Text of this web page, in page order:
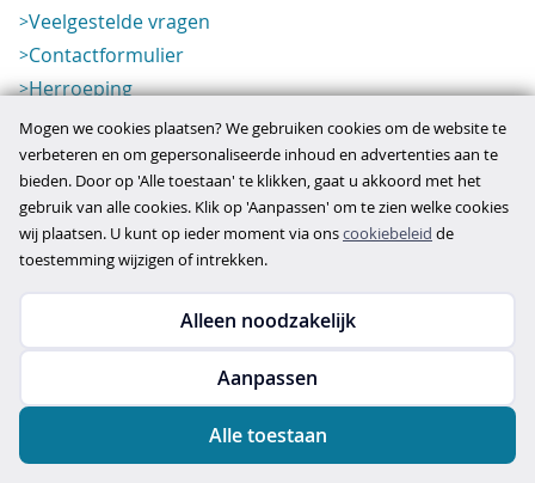
Veelgestelde vragen
Contactformulier
Herroeping
Over ons
Bedrijfsgegevens
Werkwijze
Overzichten
Verlopen aanbod
Copyright © 2026
privacy- en cookiebeleid
Mogen we cookies plaatsen? We gebruiken cookies om de website te
verbeteren en om gepersonaliseerde inhoud en advertenties aan te
bieden. Door op 'Alle toestaan' te klikken, gaat u akkoord met het
gebruik van alle cookies. Klik op 'Aanpassen' om te zien welke cookies
wij plaatsen. U kunt op ieder moment via onscookiebeleid de
toestemming wijzigen of intrekken.
Alleen noodzakelijk
Aanpassen
Alle toestaan